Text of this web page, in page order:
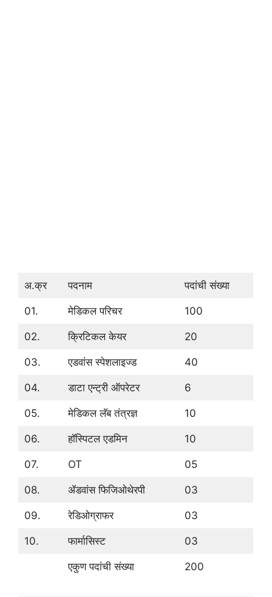
अ.क्र पदनाम पदांची संख्या
01. मेडिकल परिचर 100
02. क्रिटिकल केयर 20
03. एडवांस स्पेशलाइज्ड 40
04. डाटा एन्ट्री ऑपरेटर 6
05. मेडिकल लॅब तंत्रज्ञ 10
06. हॉस्पिटल एडमिन 10
07. OT 05
08. ॲडवांस फिजिओथेरपी 03
09. रेडिओग्राफर 03
10. फार्मासिस्ट 03
एकुण पदांची संख्या 200